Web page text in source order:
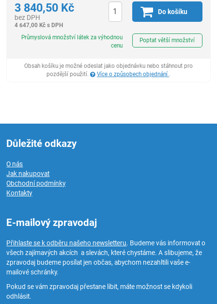
3 840,50 Kč
bez DPH
4 647,00Kč s DPH
Do košíku
Průmyslová množství látek za výhodnou
cenu
Poptat větší množství
Obsah košíku je možné odeslat jako objednávku nebo stáhnout pro
pozdější použití.
Více o způsobech objednání .
Důležité odkazy
O nás
Jak nakupovat
Obchodní podmínky
Kontakty
E-mailový zpravodaj
Přihlaste se k odběru našeho newsletteru. Budeme vás informovat o
všech zajímavých akcích a slevách, které chystáme. A slibujeme, že
zpravodaj budeme posílat jen občas, abychom nezahltili vaše e-
mailové schránky.
Pokud se vám zpravodaj přestane líbit, máte možnost se kdykoli
odhlásit.